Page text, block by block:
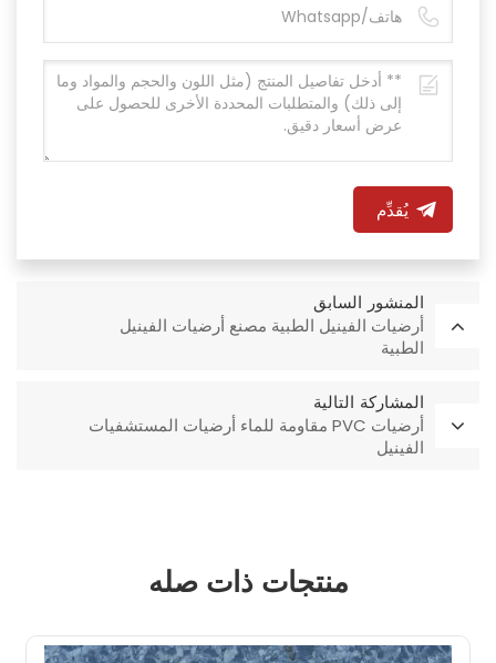
يُقدِّم
المنشور السابق
أرضيات الفينيل الطبية مصنع أرضيات الفينيل
الطبية
المشاركة التالية
أرضيات PVC مقاومة للماء أرضيات المستشفيات
الفينيل
منتجات ذات صله